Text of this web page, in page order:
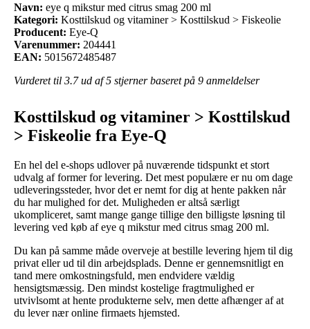
Navn: eye q mikstur med citrus smag 200 ml
Kategori: Kosttilskud og vitaminer > Kosttilskud > Fiskeolie
Producent: Eye-Q
Varenummer: 204441
EAN: 5015672485487
Vurderet til 3.7ud af 5 stjerner baseret på 9 anmeldelser
Kosttilskud og vitaminer > Kosttilskud
> Fiskeolie fra Eye-Q
En hel del e-shops udlover på nuværende tidspunkt et stort
udvalg af former for levering. Det mest populære er nu om dage
udleveringssteder, hvor det er nemt for dig at hente pakken når
du har mulighed for det. Muligheden er altså særligt
ukompliceret, samt mange gange tillige den billigste løsning til
levering ved køb af eye q mikstur med citrus smag 200 ml.
Du kan på samme måde overveje at bestille levering hjem til dig
privat eller ud til din arbejdsplads. Denne er gennemsnitligt en
tand mere omkostningsfuld, men endvidere vældig
hensigtsmæssig. Den mindst kostelige fragtmulighed er
utvivlsomt at hente produkterne selv, men dette afhænger af at
du lever nær online firmaets hjemsted.